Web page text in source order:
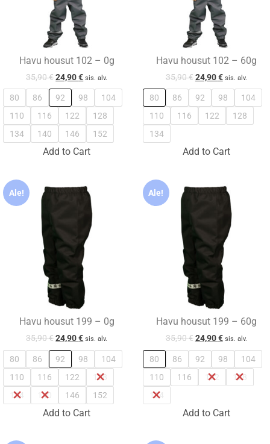
Havu housut 102 – 0g
35,90€ 24,90€ sis. alv.
80 86 92 98
104
110
116 122
128
134
140 146 152
Add to Cart
Havu housut 102 – 60g
35,90€ 24,90€ sis. alv.
80 86 92 98
104
110
116 122
128
134
Add to Cart
Ale!
Havu housut 199 – 0g
35,90€ 24,90€ sis. alv.
80 86 92 98
104
110
116 122
128
134
140 146 152
Add to Cart
Ale!
Havu housut 199 – 60g
35,90€ 24,90€ sis. alv.
80 86 92 98
104
110
116 122
128
134
Add to Cart